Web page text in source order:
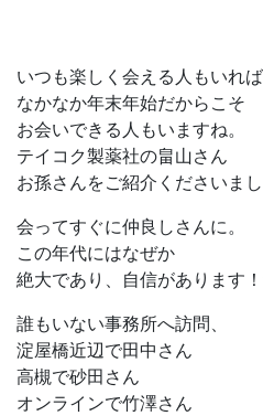
いつも楽しく会える人もいれば
なかなか年末年始だからこそ
お会いできる人もいますね。
テイコク製薬社の畠山さん
お孫さんをご紹介くださいまし
会ってすぐに仲良しさんに。
この年代にはなぜか
絶大であり、自信があります
誰もいない事務所へ訪問、
淀屋橋近辺で田中さん
高槻で砂田さん
オンラインで竹澤さん